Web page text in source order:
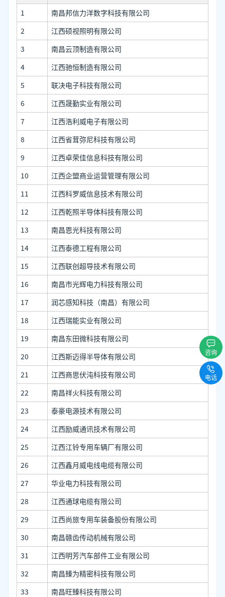
1
南昌邦信力洋数字科技有限公司
2
江西硕视照明有限公司
3
南昌云顶制造有限公司
4
江西驰恒制造有限公司
5
联决电子科技有限公司
6
江西晟勤实业有限公司
7
江西浩利威电子有限公司
8
江西省茸弥尼科技有限公司
9
江西卓荣佳信息科技有限公司
10
江西企盟商业运营管理有限公司
11
江西科罗威信息技术有限公司
12
江西乾照半导体科技有限公司
13
南昌恩光科技有限公司
14
江西泰德工程有限公司
15
江西联创超导技术有限公司
16
南昌市光辉电力科技有限公司
17
润芯感知科技（南昌）有限公司
18
江西瑞能实业有限公司
19
南昌东田微科技有限公司
20
江西斯迈得半导体有限公司
21
江西商思伏沌科技有限公司
22
南昌祥火科技有限公司
23
泰豪电源技术有限公司
24
江西励威通讯技术有限公司
25
江西江铃专用车辆厂有限公司
26
江西鑫月威电线电缆有限公司
27
华业电力科技有限公司
28
江西通球电缆有限公司
29
江西尚旅专用车装备股份有限公司
30
南昌赣齿传动机械有限公司
31
江西明芳汽车部件工业有限公司
32
南昌臻为精密科技有限公司
33
南昌旺臻科技有限公司
咨询
电话